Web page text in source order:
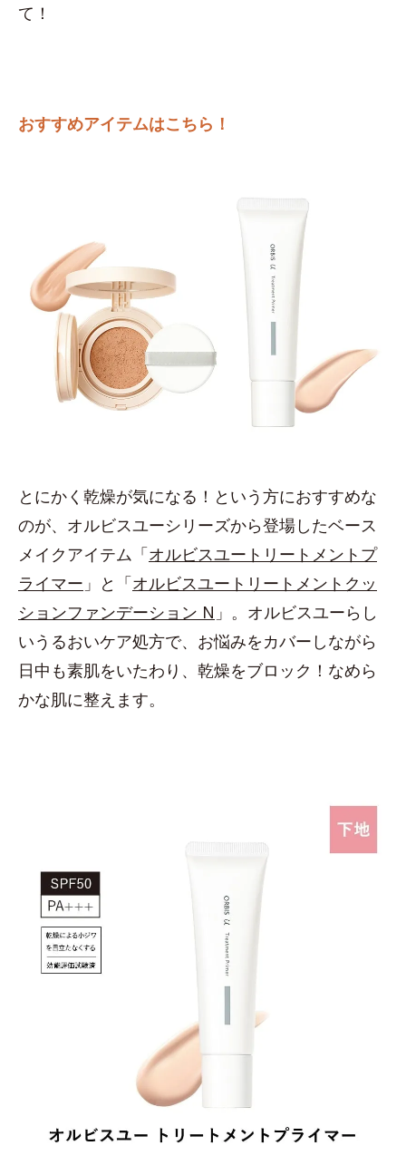
て！
おすすめアイテムはこちら！
とにかく乾燥が気になる！という方におすすめな
のが、オルビスユーシリーズから登場したベース
メイクアイテム「オルビスユートリートメントプ
ライマー 」と「オルビスユートリートメントクッ
ションファンデーション N 」。オルビスユーらし
いうるおいケア処方で、お悩みをカバーしながら
日中も素肌をいたわり、乾燥をブロック！なめら
かな肌に整えます。